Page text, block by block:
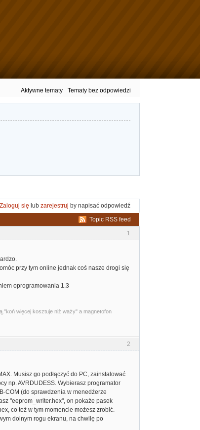
Aktywne tematy Tematy bez odpowiedzi
Zaloguj się lub zarejestruj by napisać odpowiedź
Topic RSS feed
1
przy tym online jednak coś nasze drogi się
oprogramowania 1.3
więcej kosztuje niż waży" a magnetofon
2
Musisz go podłączyć do PC, zainstalować
np. AVRDUDESS. Wybierasz programator
COM (do sprawdzenia w menedżerze
"eeprom_writer.hex", on pokaże pasek
co też w tym momencie możesz zrobić.
dolnym rogu ekranu, na chwilę po